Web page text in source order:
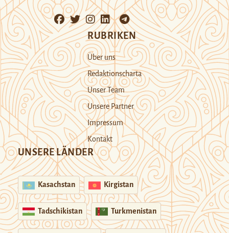
RUBRIKEN
Über uns
Redaktionscharta
Unser Team
Unsere Partner
Impressum
Kontakt
UNSERE LÄNDER
Kasachstan Kirgistan
Tadschikistan Turkmenistan